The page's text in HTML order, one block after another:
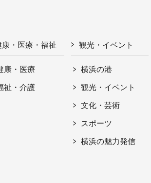
康・医療・福祉
康・医療
祉・介護
観光・イベント
横浜の港
観光・イベント
文化・芸術
スポーツ
横浜の魅力発信